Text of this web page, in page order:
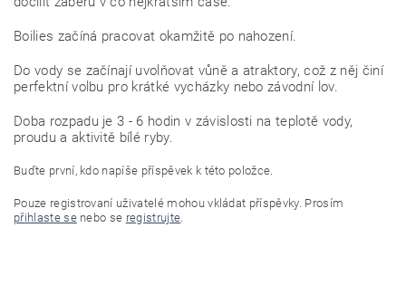
Boilies začíná pracovat okamžitě po nahození.
Do vody se začínají uvolňovat vůně a atraktory, což z něj činí
perfektní volbu pro krátké vycházky nebo závodní lov.
Doba rozpadu je 3 - 6 hodin v závislosti na teplotě vody,
proudu a aktivitě bílé ryby.
Buďte první, kdo napíše příspěvek k této položce.
Pouze registrovaní uživatelé mohou vkládat příspěvky. Prosím
přihlaste senebo se registrujte.